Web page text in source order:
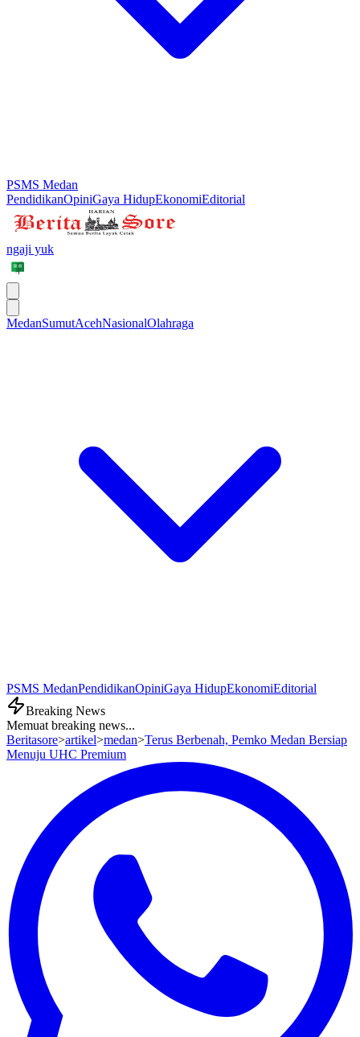
PSMS Medan
PendidikanOpiniGaya HidupEkonomiEditorial
ngaji yuk
MedanSumutAcehNasionalOlahraga
PSMS MedanPendidikanOpiniGaya HidupEkonomiEditorial
Breaking News
Memuat breaking news...
Beritasore>artikel>medan>Terus Berbenah, Pemko Medan Bersiap
Menuju UHC Premium